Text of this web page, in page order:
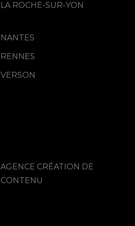
LA ROCHE-SUR-YON
NANTES
RENNES
VERSON
AGENCE CRÉATION DE
CONTENU